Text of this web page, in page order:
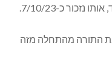
כ-7/10/23.
התורה מהתחלה מזה